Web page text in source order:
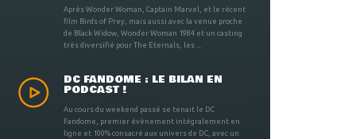
Après Wonder Woman, Captain Marvel, et le récent
film Birds of Prey, mais aussi avec la venue proche
de Black Widow, Wonder Woman 1984 et un casting
très diversifié pour The Eternals, les ...
DC FANDOME : LE BILAN EN
PODCAST !
Au cours du weekend passé se tenait le DC
Fandome, premier évènement intégralement en
ligne et 100% consacré aux univers de DC, avec un